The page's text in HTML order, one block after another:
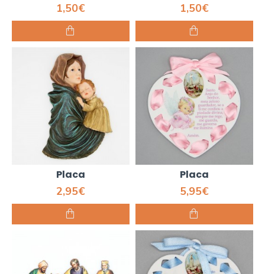
1,50€ 1,50€
Placa
2,95€
Placa
5,95€